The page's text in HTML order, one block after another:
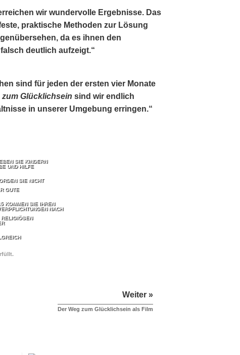
wir wundervolle Ergebnisse. Das
praktische Methoden zur Lösung
da es ihnen den
deutlich aufzeigt.“
sind für jeden der ersten vier Monate
zum Glücklichsein sind wir endlich
in unserer Umgebung erringen.“
SIE KINDERN
UND HILFE
SIE NICHT
GUTE
KOMMEN SIE IHREN
NACH
Weiter »
Der Weg zum Glücklichsein als Film